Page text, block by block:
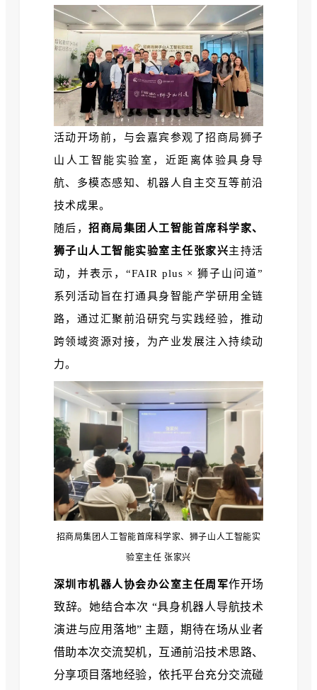
活动开场前，与会嘉宾参观了招商局狮子
山人工智能实验室， 近距离体验具身导
航、多模态感知、机器人自主交互等前沿
技术成果。
随后，招商局集团人工智能首席科学家、
狮子山人工智能实验室主任张家兴主持活
动，并表示，“FAIR plus × 狮子山问道”
系列活动旨在打通具身智能产学研用全链
路，通过汇聚前沿研究与实践经验，推动
跨领域资源对接，为产业发展注入持续动
力。
招商局集团人工智能首席科学家、狮子山人工智能实
验室主任 张家兴
深圳市机器人协会办公室主任周军作开场
致辞。她结合本次 “具身机器人导航技术
演进与应用落地” 主题，期待在场从业者
借助本次交流契机，互通前沿技术思路、
分享项目落地经验，依托平台充分交流碰